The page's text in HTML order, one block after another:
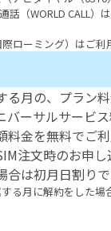
話（WORLD CALL）
ローミング）はご利
る月の、プラン
バーサルサービ
金を無料でご利
注文時のお申
は初月日割りで
る月に解約をした場